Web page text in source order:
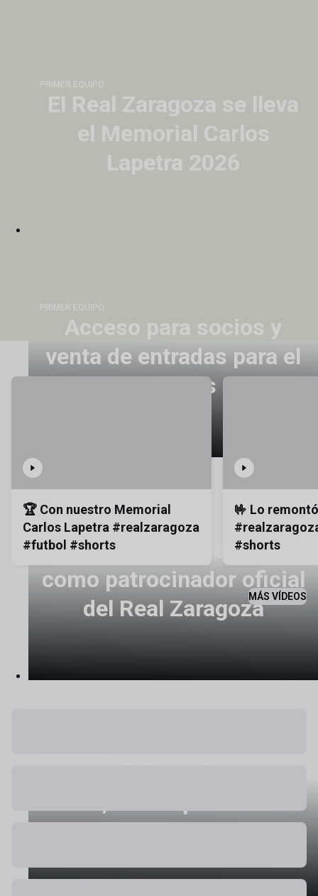
PRIMER EQUIPO
El Real Zaragoza se lleva
el Memorial Carlos
Lapetra 2026
PRIMER EQUIPO
Acceso para socios y
venta de entradas para el
Memorial Carlos Lapetra
EMPRESAS
Arpa Propano renueva
como patrocinador oficial
del Real Zaragoza
Terrer, tras el partido ante
el Andorra
🏆 Con nuestro Memorial
Carlos Lapetra #realzaragoza
#futbol #shorts
🤟 Lo
#shorts
MÁS VÍDEOS